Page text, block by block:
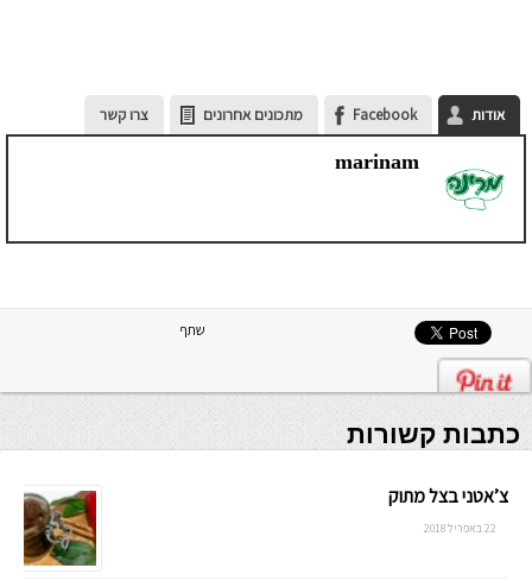
אודות Facebook מתכונים אחרונים צרו קשר
marinam
שתף
כתבות קשורות
צ’אטני בצל מתוק
22 באפריל 2018